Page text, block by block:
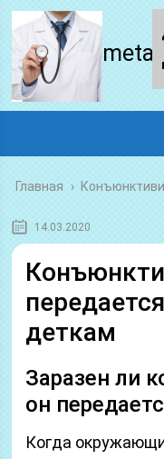
Главная ›
14.03.2020
деткам
Заразен ли
он
Когда